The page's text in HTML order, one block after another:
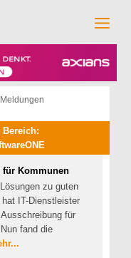
für Kommunen
zu guten
IT-Dienstleister
für
fand die